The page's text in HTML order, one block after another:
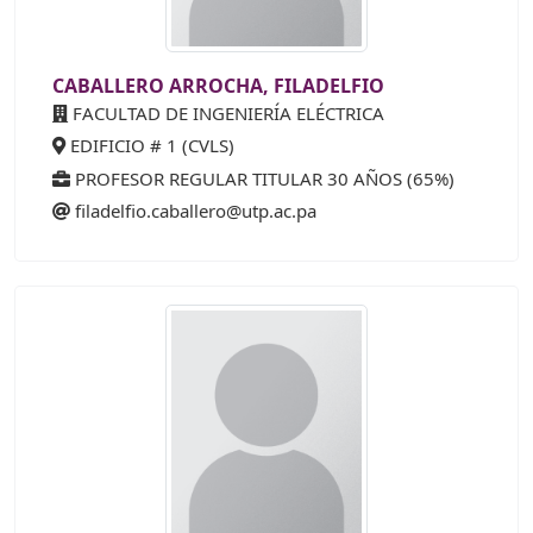
CABALLERO ARROCHA, FILADELFIO
FACULTAD DE INGENIERÍA ELÉCTRICA
EDIFICIO # 1 (CVLS)
PROFESOR REGULAR TITULAR 30 AÑOS (65%)
filadelfio.caballero@utp.ac.pa